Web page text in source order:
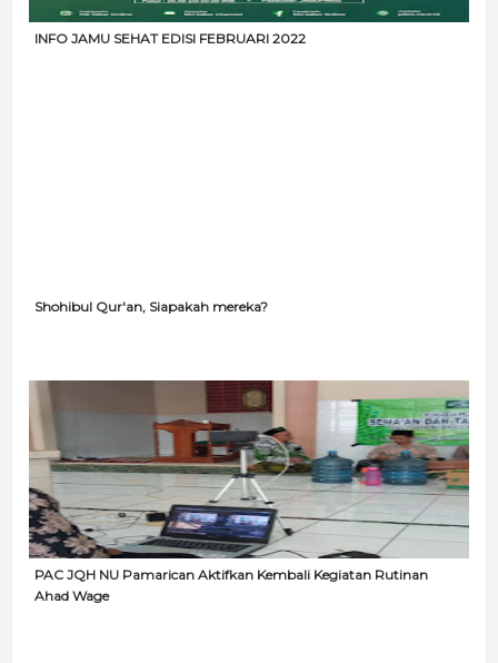
INFO JAMU SEHAT EDISI FEBRUARI 2022
Shohibul Qur'an, Siapakah mereka?
PAC JQH NU Pamarican Aktifkan Kembali Kegiatan Rutinan
Ahad Wage